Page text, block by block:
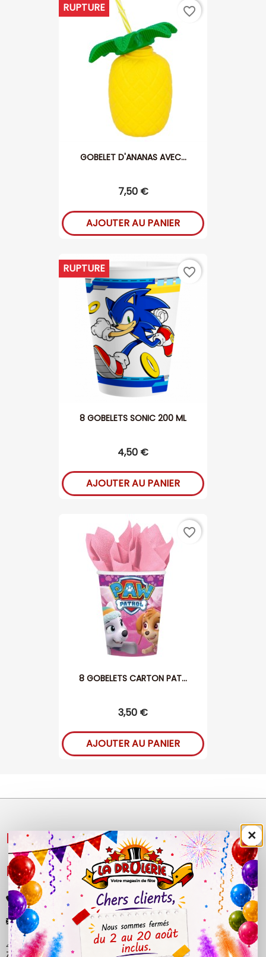
GOBELET D'ANANAS AVEC...
7,50 €
RUPTURE
AJOUTER AU PANIER
favorite_border
8 GOBELETS SONIC 200 ML
4,50 €
RUPTURE
AJOUTER AU PANIER
favorite_border
8 GOBELETS CARTON PAT...
3,50 €
AJOUTER AU PANIER
favorite_border
NOS PRODUITS 
LÉGAL 
+33 (0)4 50 40 81 00
contact@ladrolerie.fr
38 Rue de la Maladière
×